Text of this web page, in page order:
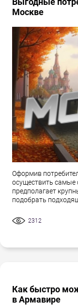
Москве
Оформив
осуществить
предполагает
подобрать
2312
Как быстро
в Армавире